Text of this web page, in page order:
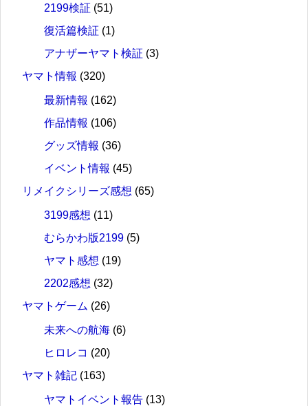
2199検証 (51)
復活篇検証 (1)
アナザーヤマト検証 (3)
ヤマト情報 (320)
最新情報 (162)
作品情報 (106)
グッズ情報 (36)
イベント情報 (45)
リメイクシリーズ感想 (65)
3199感想 (11)
むらかわ版2199 (5)
ヤマト感想 (19)
2202感想 (32)
ヤマトゲーム (26)
未来への航海 (6)
ヒロレコ (20)
ヤマト雑記 (163)
ヤマトイベント報告 (13)